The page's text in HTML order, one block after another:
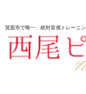
箕面市で唯一、絶対音感トレーニ